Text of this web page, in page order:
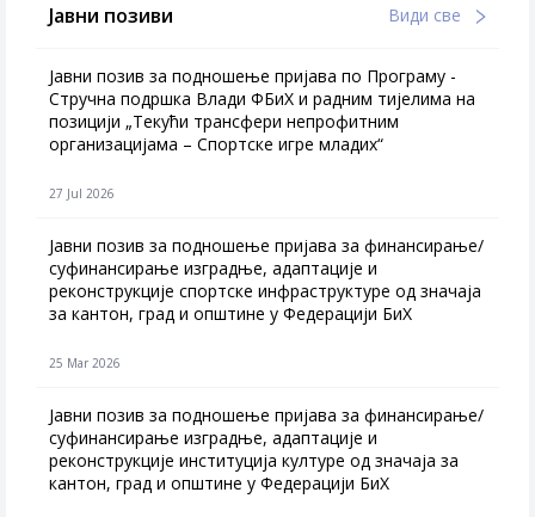
Јавни позиви Види све
Јавни позив за подношење пријава по Програму -
Стручна подршка Влади ФБиХ и радним тијелима на
позицији „Текући трансфери непрофитним
организацијама – Спортске игре младих“
27 Jul 2026
Jавни позив за подношење пријава за финансирање/
суфинансирање изградње, адаптације и
реконструкције спортске инфраструктуре од значаја
за кантон, град и општине у Федерацији БиХ
25 Mar 2026
Јавни позив за подношење пријава за финансирање/
суфинансирање изградње, адаптације и
реконструкције институција културе од значаја за
кантон, град и општине у Федерацији БиХ